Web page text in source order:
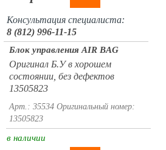
Консультация специалиста:
8 (812) 996-11-15
Блок управления AIR BAG
Оригинал Б.У в хорошем
состоянии, без дефектов
13505823
Арт.: 35534 Оригинальный номер:
13505823
в наличии